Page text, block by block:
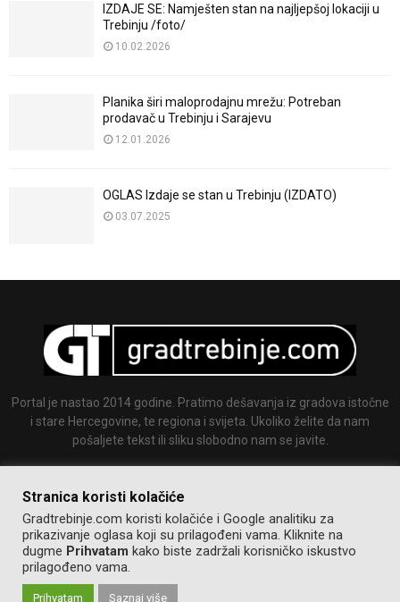
IZDAJE SE: Namješten stan na najljepšoj lokaciji u
Trebinju /foto/
10.02.2026
Planika širi maloprodajnu mrežu: Potreban
prodavač u Trebinju i Sarajevu
12.01.2026
OGLAS Izdaje se stan u Trebinju (IZDATO)
03.07.2025
Portal je nastao 2014 godine. Pratimo dešavanja iz gradova istočne
i stare Hercegovine, te regiona i svijeta. Ukoliko želite da nam
pošaljete tekst ili sliku slobodno nam se javite.
Stranica koristi kolačiće
Gradtrebinje.com koristi kolačiće i Google analitiku za
prikazivanje oglasa koji su prilagođeni vama. Kliknite na
dugme Prihvatam kako biste zadržali korisničko iskustvo
prilagođeno vama.
Prihvatam Saznaj više